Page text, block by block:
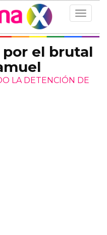
Toggle
el brutal
LA DETENCIÓN DE